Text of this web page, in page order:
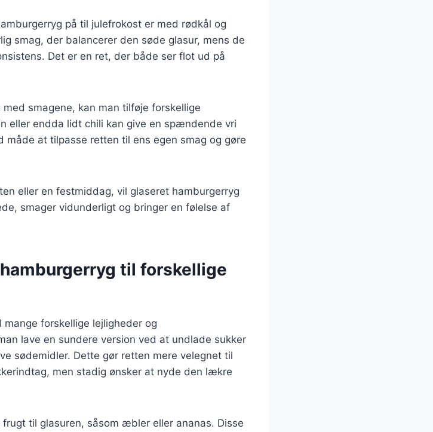
på til julefrokost er med rødkål og
smag, der balancerer den søde glasur, mens de
Det er en ret, der både ser flot ud på
smagene, kan man tilføje forskellige
eller endda lidt chili kan give en spændende vri
måde at tilpasse retten til ens egen smag og gøre
eller en festmiddag, vil glaseret hamburgerryg
smager vidunderligt og bringer en følelse af
til forskellige
forskellige lejligheder og
lave en sundere version ved at undlade sukker
sødemidler. Dette gør retten mere velegnet til
men stadig ønsker at nyde den lækre
til glasuren, såsom æbler eller ananas. Disse